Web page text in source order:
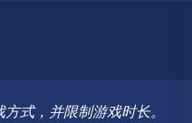
式，并限制游戏时长。